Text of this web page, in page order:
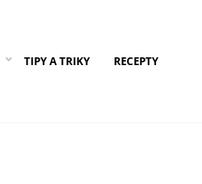
TIPY A TRIKY RECEPTY